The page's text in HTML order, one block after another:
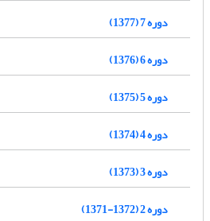
دوره 7 (1377)
دوره 6 (1376)
دوره 5 (1375)
دوره 4 (1374)
دوره 3 (1373)
دوره 2 (1372-1371)